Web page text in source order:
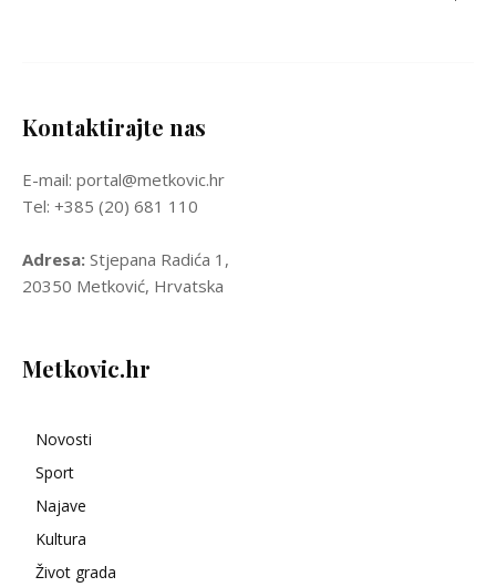
Kontaktirajte nas
E-mail: portal@metkovic.hr
Tel: +385 (20) 681 110
Adresa: Stjepana Radića 1,
20350 Metković, Hrvatska
Metkovic.hr
Novosti
Sport
Najave
Kultura
Život grada